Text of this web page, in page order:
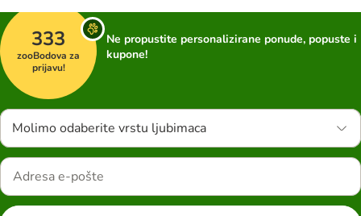
333
zooBodova za
prijavu!
Ne propustite personalizirane ponude, popuste i
kupone!
Molimo odaberite vrstu ljubimaca